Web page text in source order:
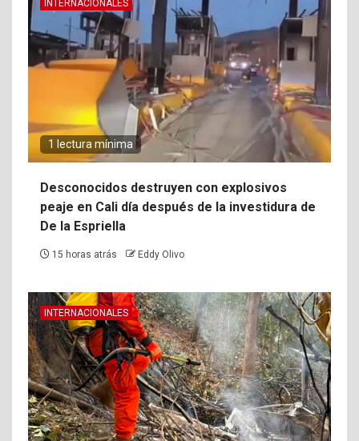
INTERNACIONALES
1 lectura mínima
Desconocidos destruyen con explosivos
peaje en Cali día después de la investidura de
De la Espriella
15 horas atrás Eddy Olivo
INTERNACIONALES